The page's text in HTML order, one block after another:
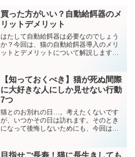
買った方がいい？自動給餌器のメ
リットデメリット
はたして自動給餌器は必要なのでしょう
か？今回は、猫の自動給餌器導入のメリ
ットとデメリットについて解説します。
こちら👇の記事をご覧ください。自動給
餌器のメリット1.朝早く...
【知っておくべき】猫が死ぬ間際
に大好きな人にしか見せない行動
7つ
猫とのお別れの日…。考えたくないです
が、いつかその日は訪れます。そのとき
になって後悔しないためにも、今回は、
まになるお別れが身近に迫っている猫の